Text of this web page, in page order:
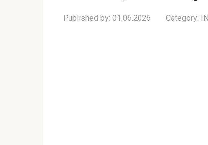
Published by: 01.06.2026 Category: